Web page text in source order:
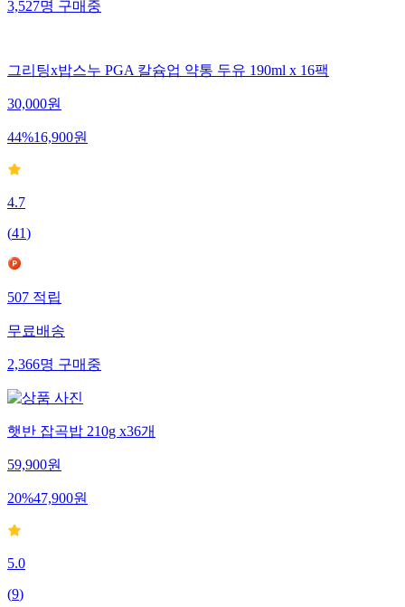
3,527명구매중
그리팅x밥스누 PGA 칼슘업 약통 두유 190ml x 16팩
30,000원
44%16,900원
4.7
(41)
507적립
무료배송
2,366명구매중
햇반 잡곡밥 210g x36개
59,900원
20%47,900원
5.0
(9)